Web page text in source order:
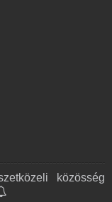
közösség